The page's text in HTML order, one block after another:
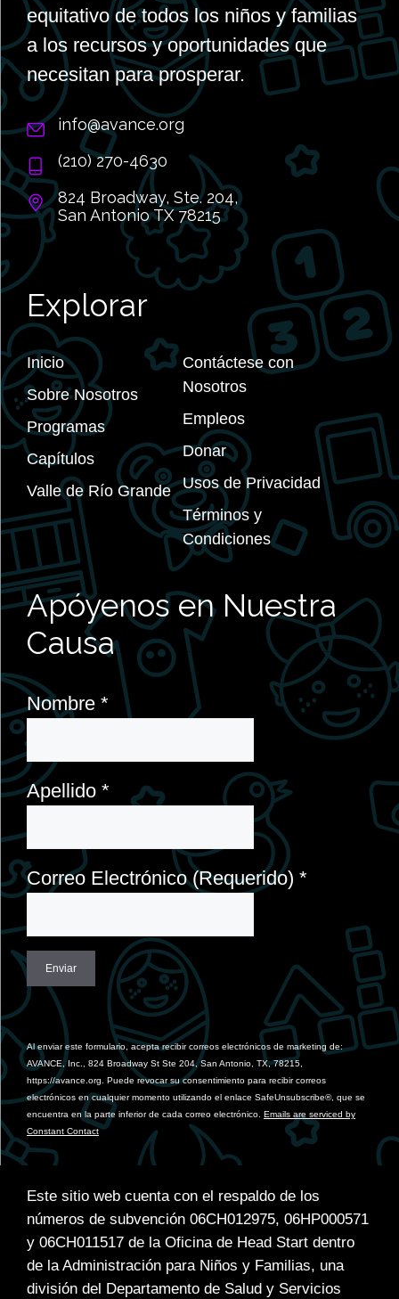
equitativo de todos los niños y familias
a los recursos y oportunidades que
necesitan para prosperar.
info@avance.org
(210) 270-4630
824 Broadway, Ste. 204,
San Antonio TX 78215
Explorar
Inicio
Sobre Nosotros
Programas
Capítulos
Valle de Río Grande
Contáctese con
Nosotros
Empleos
Donar
Usos de Privacidad
Términos y
Condiciones
Apóyenos en Nuestra
Causa
Nombre *
Apellido *
Correo Electrónico (Requerido) *
Constant
Contact
Use.
Please
leave
this
field
blank.
Al enviar este formulario, acepta recibir correos electrónicos de marketing de:
AVANCE, Inc., 824 Broadway St Ste 204, San Antonio, TX, 78215,
https://avance.org. Puede revocar su consentimiento para recibir correos
electrónicos en cualquier momento utilizando el enlace SafeUnsubscribe®, que se
encuentra en la parte inferior de cada correo electrónico. Emails are serviced by
Constant Contact
Este sitio web cuenta con el respaldo de los
números de subvención 06CH012975, 06HP000571
y 06CH011517 de la Oficina de Head Start dentro
de la Administración para Niños y Familias, una
división del Departamento de Salud y Servicios